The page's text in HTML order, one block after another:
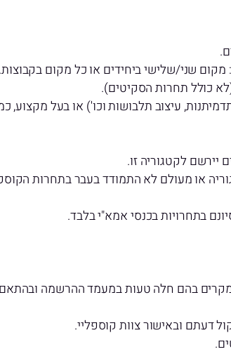
שני/שלישי ביחידים או כל מקום בקבוצות.
יירשם לקטגוריה זו.
או מעולם לא התמודד בעבר בתחרות
בתחרויות בכנסי אמא"י בלבד.
בהם חלה טעות במעמד ההרשמה ובהתאם
דעתם ובאישור צוות קוספליי.